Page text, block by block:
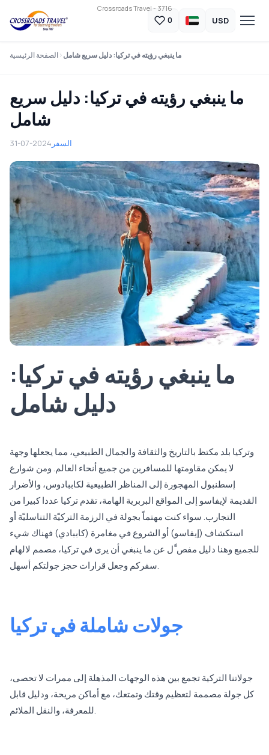
Crossroads Travel - 3716
0 USD
الصفحة الرئيسية ما ينبغي رؤيته في تركيا: دليل سريع شامل
ما ينبغي رؤيته في تركيا: دليل سريع
شامل
31-07-2024 السفر
ما ينبغي رؤيته في تركيا:
دليل شامل
وتركيا بلد مكتظ بالتاريخ والثقافة والجمال الطبيعي، مما يجعلها وجهة
لا يمكن مقاومتها للمسافرين من جميع أنحاء العالم. ومن شوارع
إسطنبول المهجورة إلى المناظر الطبيعية لكاببادوس، والأضرار
القديمة لإيفاسو إلى المواقع البربرية الهامة، تقدم تركيا عددا كبيرا من
التجارب. سواء كنت مهتماً بجولة في الرزمة التركيّة التناسليّة أو
استكشاف (إيفاسو) أو الشروع في مغامرة (كاببادي) فهناك شيء
للجميع وهنا دليل مفص َّل عن ما ينبغي أن يرى في تركيا، مصمم لالهام
سفركم وجعل قرارات حجز جولتكم أسهل.
جولات شاملة في تركيا
جولاتنا التركية تجمع بين هذه الوجهات المذهلة إلى ممرات لا تحصى،
كل جولة مصممة لتعظيم وقتك وتمتعك، مع أماكن مريحة، ودليل قابل
للمعرفة، والنقل الملائم.